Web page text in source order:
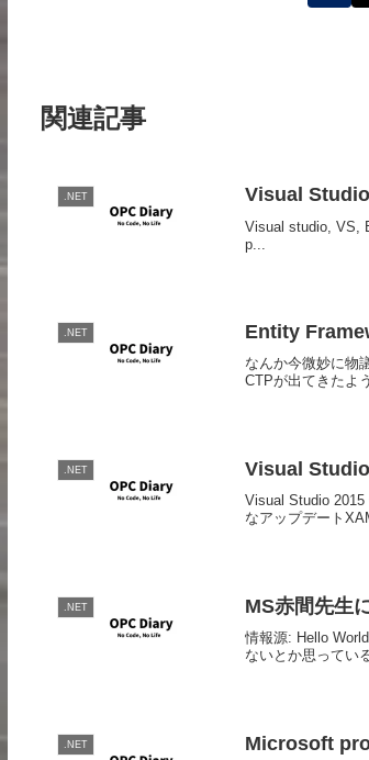
関連記事
.NET Visual
Visual studio, VS,
p...
.NET Entity
なんか今微妙に物
CTPが出てきたよ
.NET Visual
Visual Studio
なアップデート
.NET MS赤間先生
情報源: Hello
ないとか思ってい
.NET Microsoft